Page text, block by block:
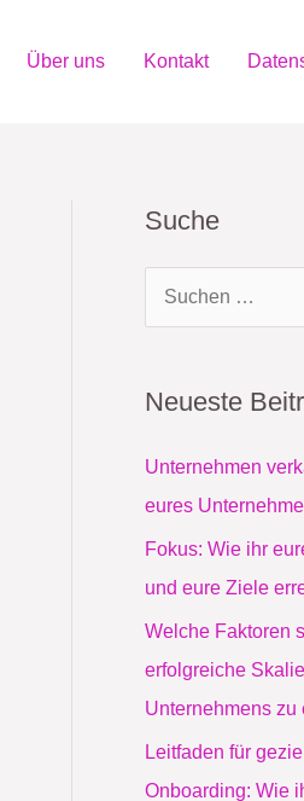
Über uns Kontakt
Suche
e
n
Neueste
Unternehmen
eures
Fokus: Wie ihr
und eure Ziele
Welche Faktoren
erfolgreiche
Unternehmens zu
Leitfaden für
Onboarding: Wie